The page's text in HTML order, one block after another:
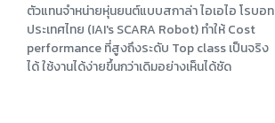
ตัวแทนจำหน่ายหุ่นยนต์แบบสกาล่า ไอเอไอ โรบอท
ประเทศไทย (IAI's SCARA Robot) ทำให้ Cost
performance ที่สูงถึงระดับ Top class เป็นจริง
ได้ ใช้งานได้ง่ายขึ้นกว่าเดิมอย่างเห็นได้ชัด